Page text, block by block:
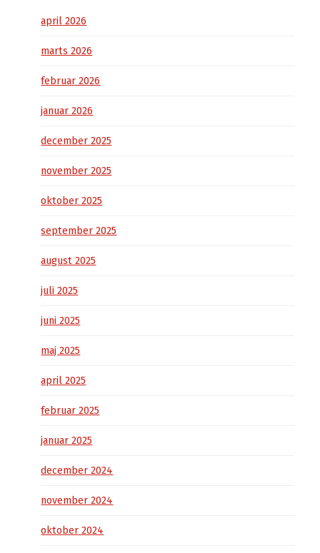
april 2026
marts 2026
februar 2026
januar 2026
december 2025
november 2025
oktober 2025
september 2025
august 2025
juli 2025
juni 2025
maj 2025
april 2025
februar 2025
januar 2025
december 2024
november 2024
oktober 2024